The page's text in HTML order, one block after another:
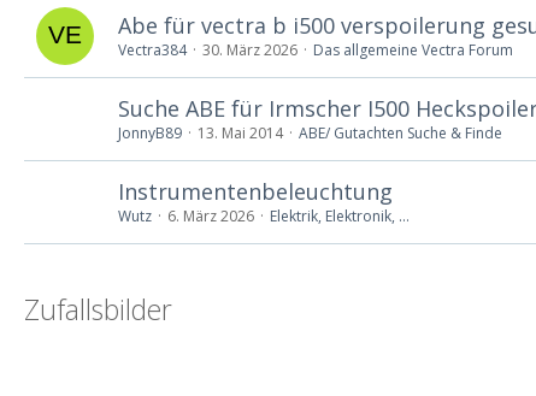
Abe für vectra b i500 verspoilerung
Vectra384 30. März 2026 Das allgemeine Vectra Forum
Suche ABE für Irmscher I500
JonnyB89 13. Mai 2014 ABE/ Gutachten Suche & Finde
Instrumentenbeleuchtung
Wutz 6. März 2026 Elektrik, Elektronik, ...
Zufallsbilder